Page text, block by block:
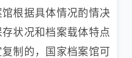
根据具体情况酌情决
状况和档案载体特点
制的，国家档案馆可